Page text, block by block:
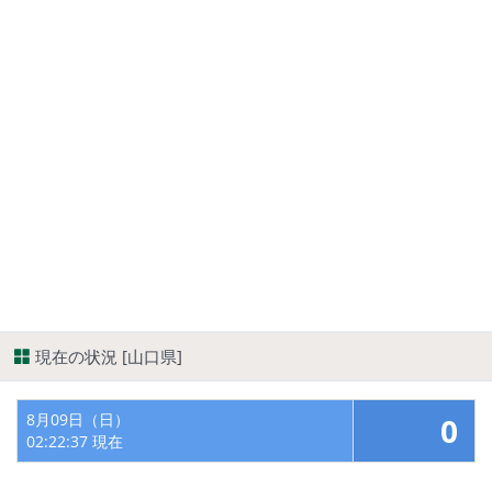
現在の状況 [山口県]
8月09日（日）
02:22:37 現在
0